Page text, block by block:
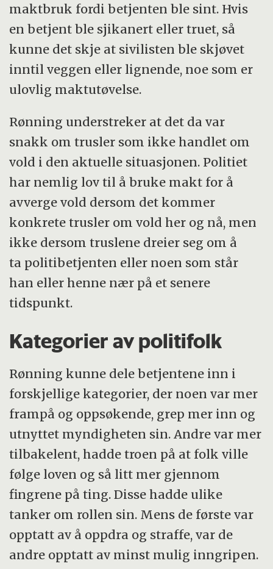
maktbruk fordi betjenten ble sint. Hvis
en betjent ble sjikanert eller truet, så
kunne det skje at sivilisten ble skjøvet
inntil veggen eller lignende, noe som er
ulovlig maktutøvelse.
Rønning understreker at det da var
snakk om trusler som ikke handlet om
vold i den aktuelle situasjonen. Politiet
har nemlig lov til å bruke makt for å
avverge vold dersom det kommer
konkrete trusler om vold her og nå, men
ikke dersom truslene dreier seg om å
ta politibetjenten eller noen som står
han eller henne nær på et senere
tidspunkt.
Kategorier av politifolk
Rønning kunne dele betjentene inn i
forskjellige kategorier, der noen var mer
frampå og oppsøkende, grep mer inn og
utnyttet myndigheten sin. Andre var mer
tilbakelent, hadde troen på at folk ville
følge loven og så litt mer gjennom
fingrene på ting. Disse hadde ulike
tanker om rollen sin. Mens de første var
opptatt av å oppdra og straffe, var de
andre opptatt av minst mulig inngripen.